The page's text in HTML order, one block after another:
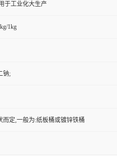
于工业化大生产
1kg
钠;
而定,一般为:纸板桶或镀锌铁桶